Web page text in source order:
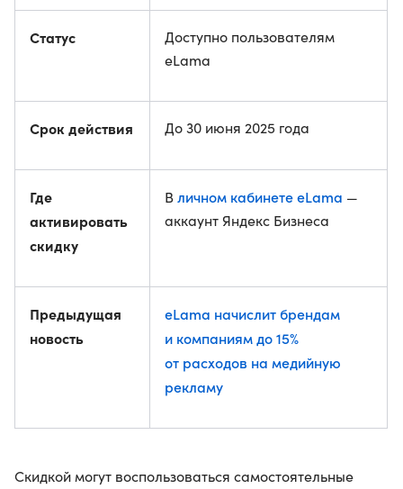
Статус
Доступно пользователям
eLama
Срок действия До 30 июня 2025 года
Где
активировать
скидку
Вличном кабинете eLama —
аккаунт Яндекс Бизнеса
Предыдущая
новость
eLama начислит брендам
и компаниям до 15%
от расходов на медийную
рекламу
Скидкой могут воспользоваться самостоятельные